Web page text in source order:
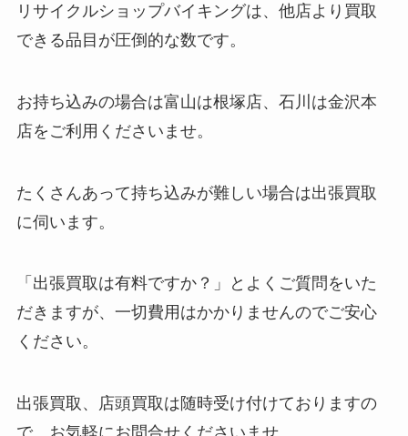
リサイクルショップバイキングは、他店より買取
できる品目が圧倒的な数です。
お持ち込みの場合は富山は根塚店、石川は金沢本
店をご利用くださいませ。
たくさんあって持ち込みが難しい場合は出張買取
に伺います。
「出張買取は有料ですか？」とよくご質問をいた
だきますが、一切費用はかかりませんのでご安心
ください。
出張買取、店頭買取は随時受け付けておりますの